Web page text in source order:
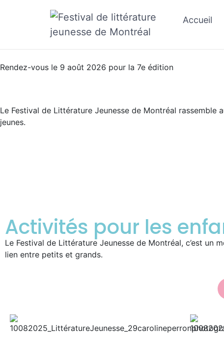
Accueil
Rendez-vous le 9 août 2026 pour la 7e édition
Le Festival de Littérature Jeunesse de Montréal
jeunes.
Activités pour les
Le Festival de Littérature Jeunesse de Montréal, c’est
lien entre petits et grands.